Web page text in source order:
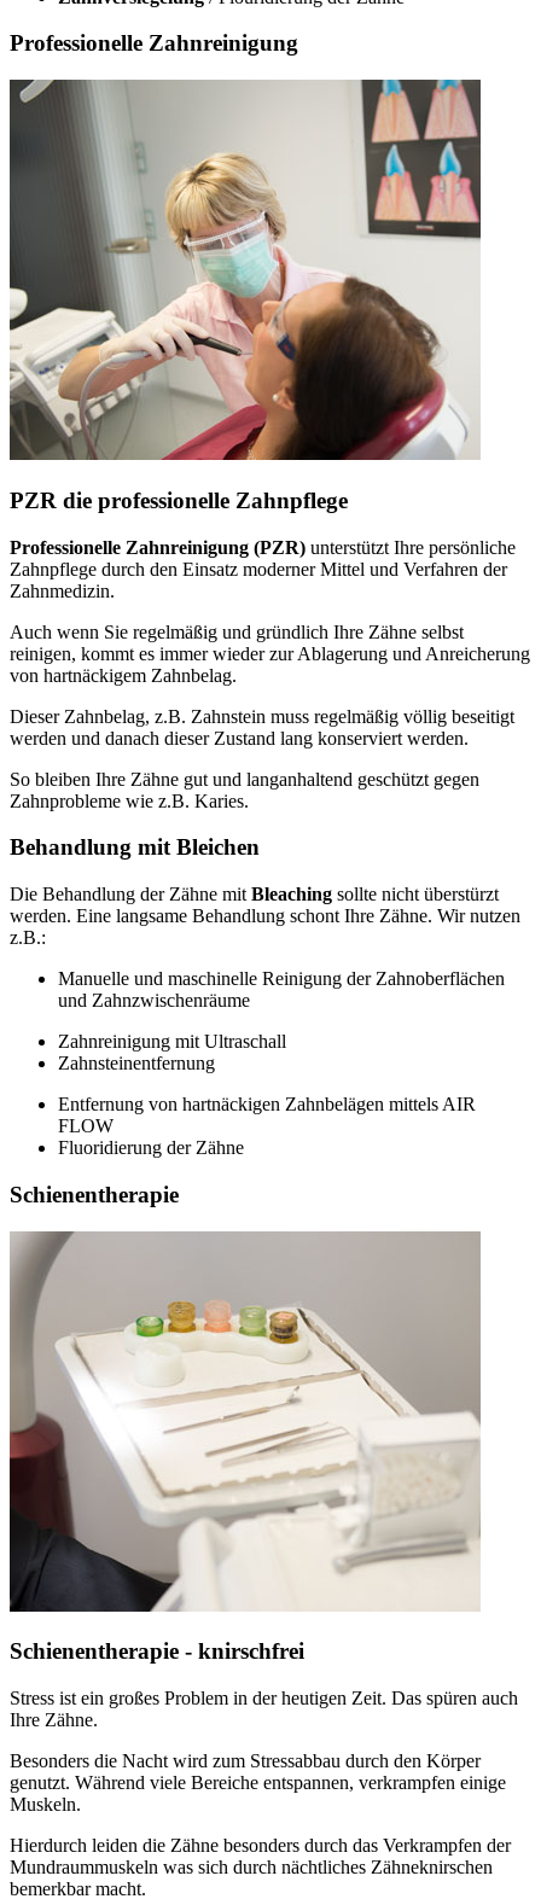
Professionelle Zahnreinigung
PZR die professionelle Zahnpflege
Professionelle Zahnreinigung (PZR) unterstützt Ihre persönliche
Zahnpflege durch den Einsatz moderner Mittel und Verfahren der
Zahnmedizin.
Auch wenn Sie regelmäßig und gründlich Ihre Zähne selbst
reinigen, kommt es immer wieder zur Ablagerung und Anreicherung
von hartnäckigem Zahnbelag.
Dieser Zahnbelag, z.B. Zahnstein muss regelmäßig völlig beseitigt
werden und danach dieser Zustand lang konserviert werden.
So bleiben Ihre Zähne gut und langanhaltend geschützt gegen
Zahnprobleme wie z.B. Karies.
Behandlung mit Bleichen
Die Behandlung der Zähne mit Bleaching sollte nicht überstürzt
werden. Eine langsame Behandlung schont Ihre Zähne. Wir nutzen
z.B.:
Manuelle und maschinelle Reinigung der Zahnoberflächen
und Zahnzwischenräume
Zahnreinigung mit Ultraschall
Zahnsteinentfernung
Entfernung von hartnäckigen Zahnbelägen mittels AIR
FLOW
Fluoridierung der Zähne
Schienentherapie
Schienentherapie - knirschfrei
Stress ist ein großes Problem in der heutigen Zeit. Das spüren auch
Ihre Zähne.
Besonders die Nacht wird zum Stressabbau durch den Körper
genutzt. Während viele Bereiche entspannen, verkrampfen einige
Muskeln.
Hierdurch leiden die Zähne besonders durch das Verkrampfen der
Mundraummuskeln was sich durch nächtliches Zähneknirschen
bemerkbar macht.